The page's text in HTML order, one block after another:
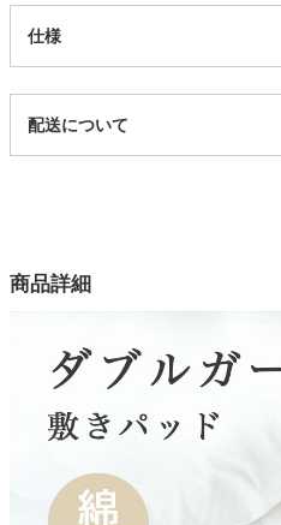
キッチン用品
家電・照明器具
仕様
13801014
2色
綿100%
裏生地
中材
配送について
商品詳細